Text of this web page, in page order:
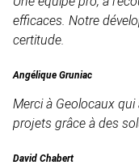
efficaces. Notre
certitude.
Angélique Gruniac
Merci à Geolocaux
projets grâce à des
David Chabert